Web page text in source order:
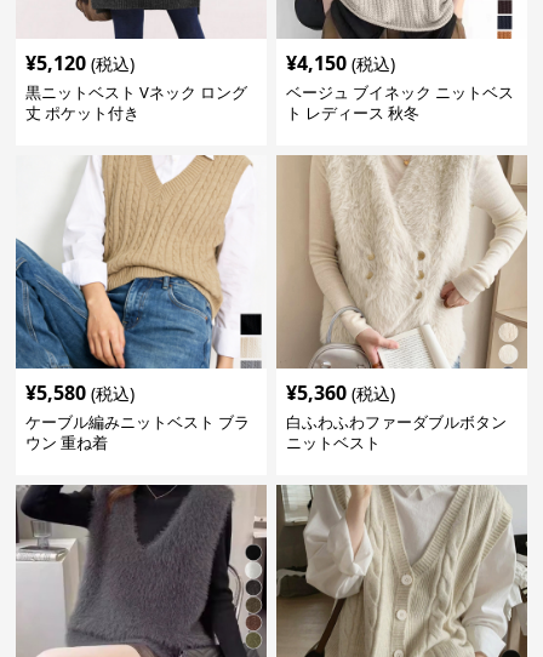
¥5,120 (税込)
黒ニットベスト Vネック ロング
丈 ポケット付き
¥4,150 (税込)
ベージュ ブイネック ニットベス
ト レディース 秋冬
¥5,580 (税込)
ケーブル編みニットベスト ブラ
ウン 重ね着
¥5,360 (税込)
白ふわふわファーダブルボタン
ニットベスト